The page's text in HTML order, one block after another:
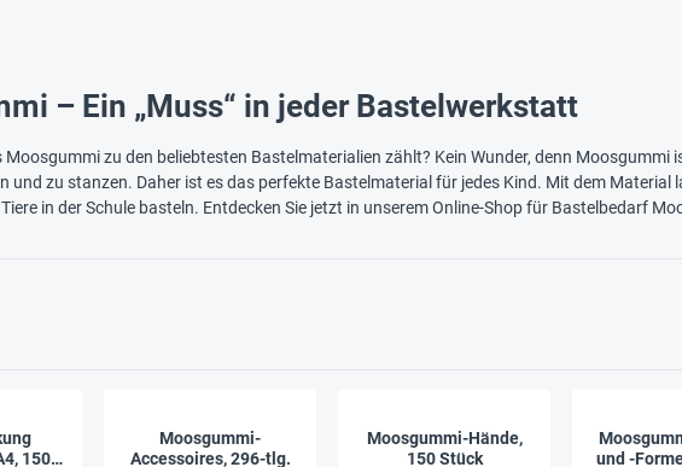
– Ein „Muss“ in jeder Bastelwerkstatt
Moosgummi zu den beliebtesten Bastelmaterialien zählt? Kein Wunder, denn
und zu stanzen. Daher ist es das perfekte Bastelmaterial für jedes Kind. Mit dem
in der Schule basteln. Entdecken Sie jetzt in unserem Online-Shop für Bastelbedarf
150-
Moosgummi-
Accessoires, 296-tlg.
Moosgummi-Hände,
150 Stück
und -